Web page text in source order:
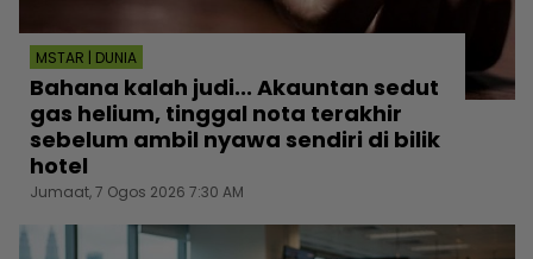
MSTAR | DUNIA
Bahana kalah judi... Akauntan sedut
gas helium, tinggal nota terakhir
sebelum ambil nyawa sendiri di bilik
hotel
Jumaat, 7 Ogos 2026 7:30 AM